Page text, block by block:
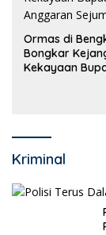
Ormas di
Bongkar
Kekayaan
Kriminal